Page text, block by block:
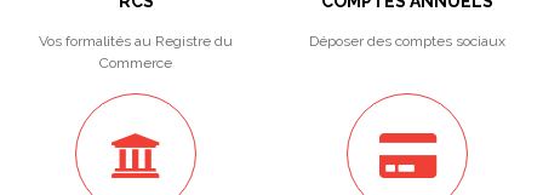
Vos formalités au Registre du
Commerce
Déposer des comptes sociaux